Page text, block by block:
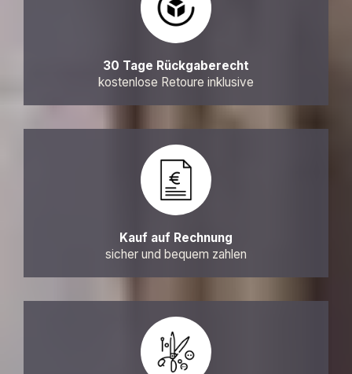
30 Tage Rückgaberecht
kostenlose Retoure inklusive
Kauf auf Rechnung
sicher und bequem zahlen